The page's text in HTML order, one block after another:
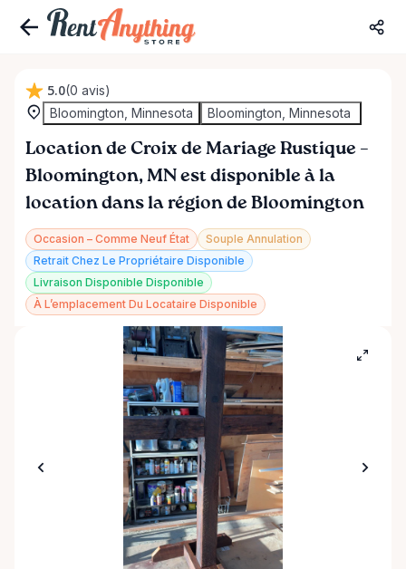
Occasion – Comme Neuf État
Souple Annulation
Retrait Chez Le Propriétaire Disponible
Livraison Disponible Disponible
À L’emplacement Du Locataire Disponible
Location de Croix de Mariage Rustique –
Bloomington​,​ MN est disponible à la
location dans la région de Bloomington
5.0(0 avis)
Bloomington, Minnesota
Bloomington, Minnesota